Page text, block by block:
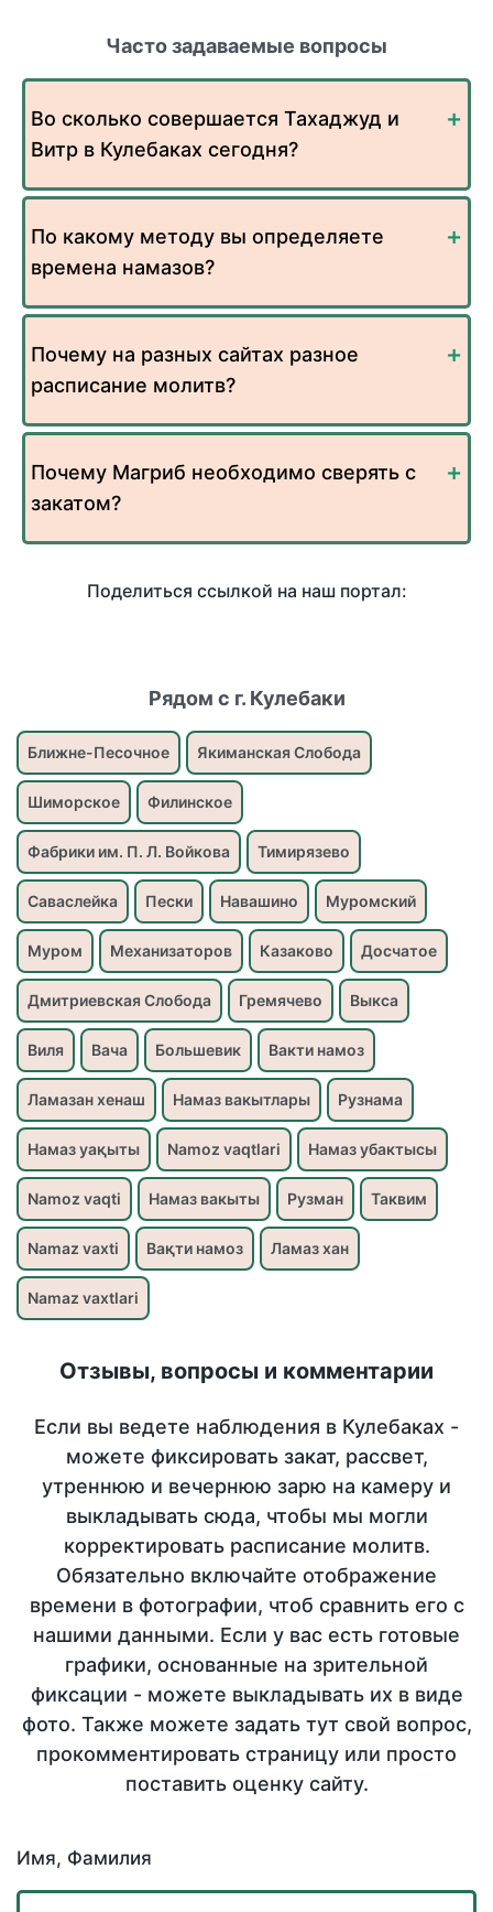
Часто задаваемые вопросы
Во сколько совершается Тахаджуд и
Витр в Кулебаках сегодня?
По какому методу вы определяете
времена намазов?
Почему на разных сайтах разное
расписание молитв?
Почему Магриб необходимо сверять с
закатом?
Поделиться ссылкой на наш портал:
Рядом с г. Кулебаки
Ближне-Песочное Якиманская Слобода
Шиморское Филинское
Фабрики им. П. Л. Войкова Тимирязево
Саваслейка Пески Навашино Муромский
Муром Механизаторов Казаково Досчатое
Дмитриевская Слобода Гремячево Выкса
Виля Вача Большевик Вакти намоз
Ламазан хенаш Намаз вакытлары Рузнама
Намаз уақыты Namoz vaqtlari Намаз убактысы
Namoz vaqti Намаз вакыты Рузман Таквим
Namaz vaxti Вақти намоз Ламаз хан
Namaz vaxtlari
Отзывы, вопросы и комментарии
Если вы ведете наблюдения в Кулебаках -
можете фиксировать закат, рассвет,
утреннюю и вечернюю зарю на камеру и
выкладывать сюда, чтобы мы могли
корректировать расписание молитв.
Обязательно включайте отображение
времени в фотографии, чтоб сравнить его с
нашими данными. Если у вас есть готовые
графики, основанные на зрительной
фиксации - можете выкладывать их в виде
фото. Также можете задать тут свой вопрос,
прокомментировать страницу или просто
поставить оценку сайту.
Имя, Фамилия